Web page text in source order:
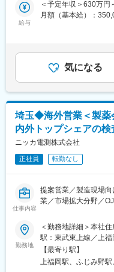
■やりがい：
成長するバイオ医薬
ソリューションのラ
強化、ビジネス拡大
の提案経験も積むこ
です。
■当社について：
当社は制御分野におけ
13社、海外115社あり
や地方自治体、公共
変更の範囲：会社の定
上拡大を強化してお
頂きます。
・重点業界（医薬・
戦略設計
・営業KPI設計・パイ
・CRM/SFAデータを
・各海外拠点との連
・大型案件の営業企
・営業成功事例・失
グローバル横断で営業
いる営業メンバーと連
クス制度も導入して
す。海外（欧州・アジ
■配属先：
配属先となるライフ
ダストリー営業推進
し、営業推進する組織
給与
＜予定年収＞630万円
月額（基本給）：
上下する可能性があ
す。
気になる
埼玉◆海外営業＜製薬
内外トップシェアの
ニッカ電測株式会社
正社員 転勤なし
仕事内容
提案営業／製造現場
業／市場拡大分野／
■業務内容：
グローバルに採用され
業務をお任せします
参加や客先訪問もご
方で、故障が少なく長
勤務地
＜勤務地詳細＞本社
駅：東武東上線／上
囲：会社の定める事業
【最寄り駅】
上福岡駅、ふじみ野駅